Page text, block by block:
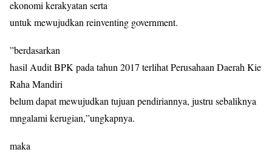
ekonomi kerakyatan serta
untuk mewujudkan reinventing government.
”berdasarkan
hasil Audit BPK pada tahun 2017 terlihat Perusahaan Daerah Kie
Raha Mandiri
belum dapat mewujudkan tujuan pendiriannya, justru sebaliknya
mngalami kerugian,”ungkapnya.
maka